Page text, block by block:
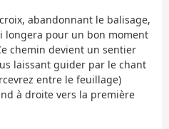
abandonnant le balisage,
longera pour un bon moment
chemin devient un sentier
laissant guider par le chant
entre le feuillage)
à droite vers la première